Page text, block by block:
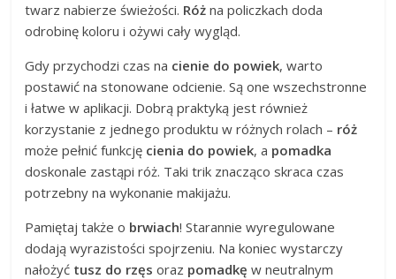
twarz nabierze świeżości. Róż na policzkach doda
odrobinę koloru i ożywi cały wygląd.
Gdy przychodzi czas na cienie do powiek, warto
postawić na stonowane odcienie. Są one wszechstronne
i łatwe w aplikacji. Dobrą praktyką jest również
korzystanie z jednego produktu w różnych rolach – róż
może pełnić funkcję cienia do powiek, a pomadka
doskonale zastąpi róż. Taki trik znacząco skraca czas
potrzebny na wykonanie makijażu.
Pamiętaj także o brwiach! Starannie wyregulowane
dodają wyrazistości spojrzeniu. Na koniec wystarczy
nałożyć tusz do rzęs oraz pomadkę w neutralnym